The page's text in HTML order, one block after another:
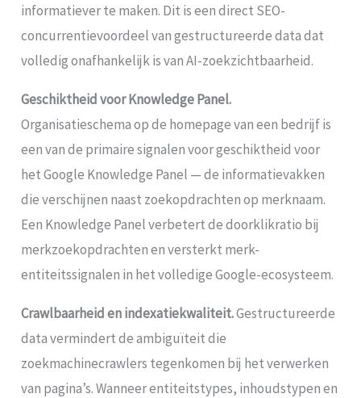
informatiever te maken. Dit is een direct SEO-
concurrentievoordeel van gestructureerde data dat
volledig onafhankelijk is van AI-zoekzichtbaarheid.
Geschiktheid voor Knowledge Panel.
Organisatieschema op de homepage van een bedrijf is
een van de primaire signalen voor geschiktheid voor
het Google Knowledge Panel — de informatievakken
die verschijnen naast zoekopdrachten op merknaam.
Een Knowledge Panel verbetert de doorklikratio bij
merkzoekopdrachten en versterkt merk-
entiteitssignalen in het volledige Google-ecosysteem.
Crawlbaarheid en indexatiekwaliteit.Gestructureerde
data vermindert de ambiguïteit die
zoekmachinecrawlers tegenkomen bij het verwerken
van pagina’s. Wanneer entiteitstypes, inhoudstypen en